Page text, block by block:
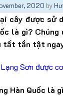
2020 by
cây được sử
là gì?
tất tần tật
Sơn được
Hàn Quốc là